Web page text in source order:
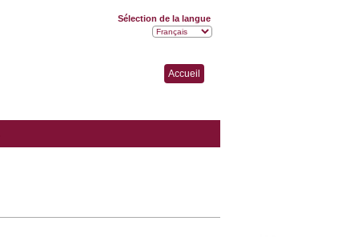
Accueil
Sélection de la langue